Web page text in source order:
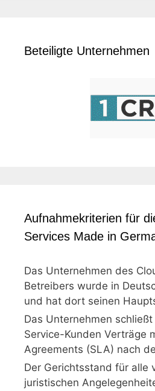
Beteiligte Unternehmen
Aufnahmekriterien für
Services Made in
Das Unternehmen des
Betreibers wurde in
und hat dort seinen
Das Unternehmen
Service-Kunden Verträge
Agreements (SLA) nach
Der Gerichtsstand für alle
juristischen